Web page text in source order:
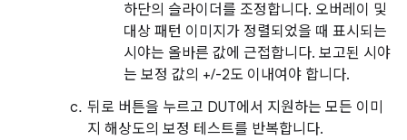
하단의 슬라이더를 조정합니다. 오버레이 및
대상 패턴 이미지가 정렬되었을 때 표시되는
시야는 올바른 값에 근접합니다. 보고된 시야
는 보정 값의 +/-2도 이내여야 합니다.
뒤로 버튼을 누르고 DUT에서 지원하는 모든 이미
지 해상도의 보정 테스트를 반복합니다.